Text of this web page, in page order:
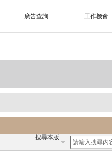
廣告查詢 工作機會
搜尋本版